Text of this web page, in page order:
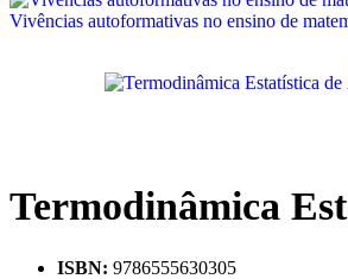
Vivências autoformativas no ensino de
Termodinâmica
ISBN: 9786555630305